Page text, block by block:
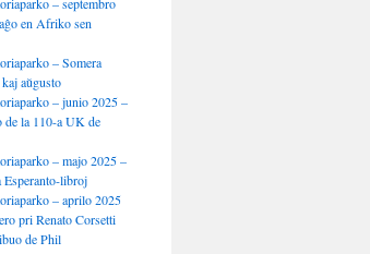
en Afriko sen
– Somera
aŭgusto
– junio 2025 –
de la 110-a UK de
– majo 2025 –
Esperanto-libroj
– aprilo 2025
pri Renato Corsetti
de Phil